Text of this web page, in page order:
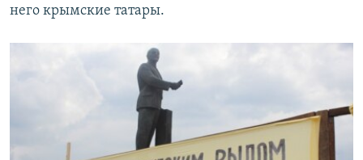
него крымские татары.